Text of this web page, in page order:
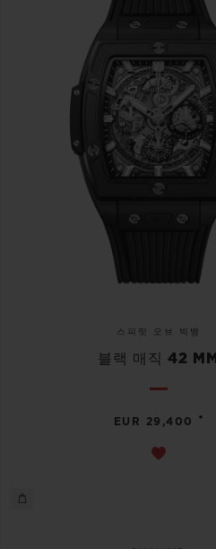
스피릿 오브 빅뱅
블랙 매직 42 MM
EUR 29,400 •